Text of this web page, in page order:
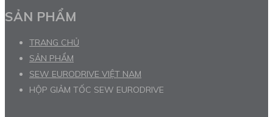
SẢN PHẨM
TRANG CHỦ
SẢN PHẨM
SEW EURODRIVE VIỆT NAM
HỘP GIẢM TỐC SEW EURODRIVE